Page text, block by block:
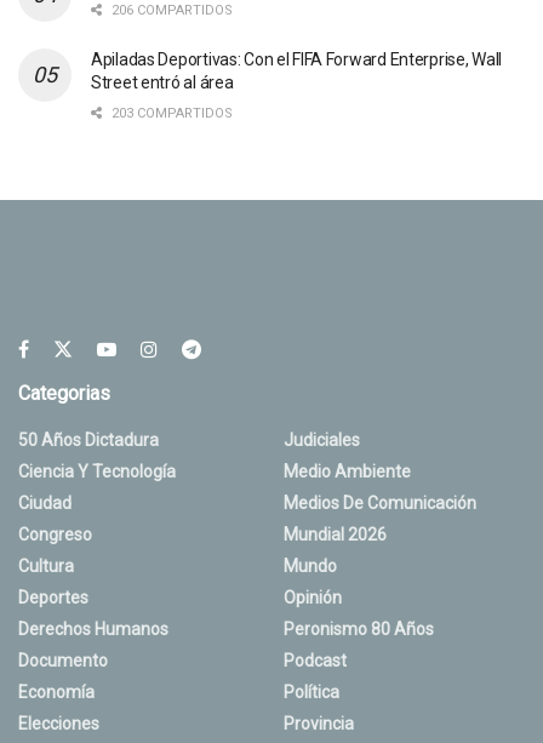
206 COMPARTIDOS
Apiladas Deportivas: Con el FIFA Forward Enterprise, Wall
Street entró al área
203 COMPARTIDOS
Categorias
50 Años Dictadura
Ciencia Y Tecnología
Ciudad
Congreso
Cultura
Deportes
Derechos Humanos
Documento
Economía
Elecciones
Judiciales
Medio Ambiente
Medios De Comunicación
Mundial 2026
Mundo
Opinión
Peronismo 80 Años
Podcast
Política
Provincia